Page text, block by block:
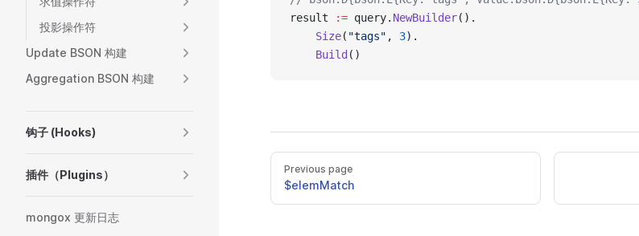
投影操作符
Update BSON 构建
Aggregation BSON 构建
钩子 (Hooks)
插件（Plugins）
mongox 更新日志
result
:= query. NewBuilder().
    Size
( "tags" , 3).
    Build
()
Previous page
$elemMatch